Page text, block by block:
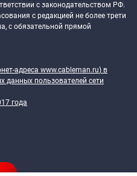
с законодательством РФ.
с редакцией не более трети
с обязательной прямой
адреса www.cableman.ru) в
данных пользователей сети
года